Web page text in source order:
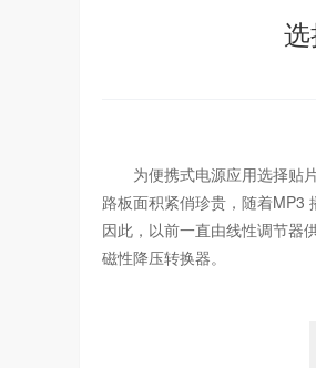
为便携式电源应用选择贴片
路板面积紧俏珍贵，随着MP3
因此，以前一直由线性调节器
磁性降压转换器。